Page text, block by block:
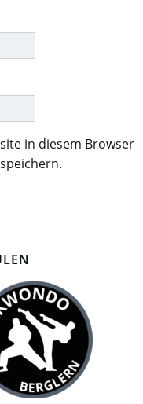
in diesem Browser